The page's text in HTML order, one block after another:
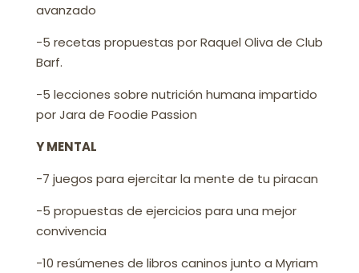
avanzado
-5 recetas propuestas por Raquel Oliva de Club
Barf.
-5 lecciones sobre nutrición humana impartido
por Jara de Foodie Passion
Y MENTAL
-7 juegos para ejercitar la mente de tu piracan
-5 propuestas de ejercicios para una mejor
convivencia
-10 resúmenes de libros caninos junto a Myriam